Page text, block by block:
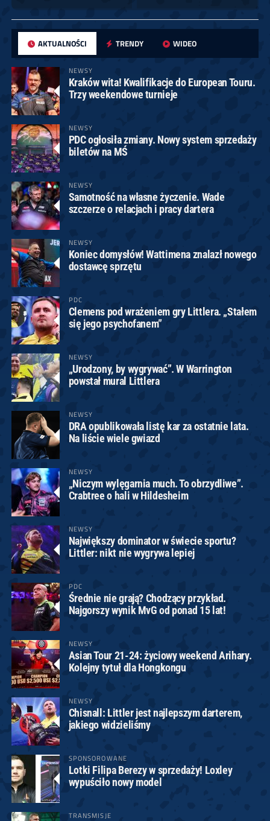
AKTUALNOŚCI TRENDY WIDEO
NEWSY
Kraków wita! Kwalifikacje do European Touru.
Trzy weekendowe turnieje
NEWSY
PDC ogłosiła zmiany. Nowy system sprzedaży
biletów na MŚ
NEWSY
Samotność na własne życzenie. Wade
szczerze o relacjach i pracy dartera
NEWSY
Koniec domysłów! Wattimena znalazł nowego
dostawcę sprzętu
PDC
Clemens pod wrażeniem gry Littlera. „Stałem
się jego psychofanem”
NEWSY
„Urodzony, by wygrywać”. W Warrington
powstał mural Littlera
NEWSY
DRA opublikowała listę kar za ostatnie lata.
Na liście wiele gwiazd
NEWSY
„Niczym wylęgarnia much. To obrzydliwe”.
Crabtree o hali w Hildesheim
NEWSY
Największy dominator w świecie sportu?
Littler: nikt nie wygrywa lepiej
PDC
Średnie nie grają? Chodzący przykład.
Najgorszy wynik MvG od ponad 15 lat!
NEWSY
Asian Tour 21-24: życiowy weekend Arihary.
Kolejny tytuł dla Hongkongu
NEWSY
Chisnall: Littler jest najlepszym darterem,
jakiego widzieliśmy
SPONSOROWANE
Lotki Filipa Berezy w sprzedaży! Loxley
wypuściło nowy model
TRANSMISJE